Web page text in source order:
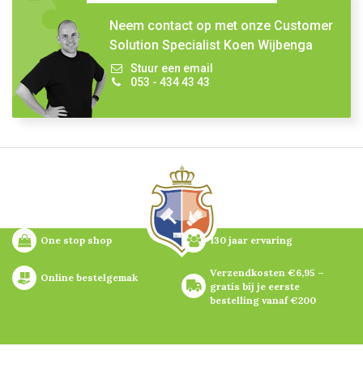
Neem contact op met onze Customer
Solution Specialist Koen Wijbenga
Stuur een email
053 - 434 43 43
One stop shop 130 jaar ervaring
Online bestelgemak
Verzendkosten €6,95 –
gratis bij je eerste
bestelling vanaf €200